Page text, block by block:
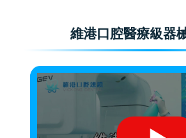
維港口腔醫療級器